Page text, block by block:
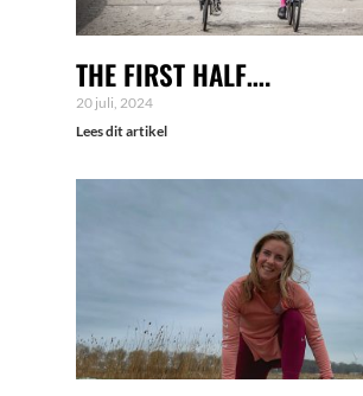
THE FIRST HALF….
20 juli, 2024
Lees dit artikel